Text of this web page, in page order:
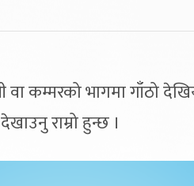
वा कम्मरको भागमा गाँठो
राम्रो हुन्छ ।